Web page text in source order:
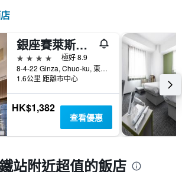
銀座賽萊斯廷酒店
4星級
極好 8.9
8-4-22 Ginza, Chuo-ku, 東京, 日本
1.6公里 距離市中心
HK$1,382
查看優惠
站附近超值的飯店